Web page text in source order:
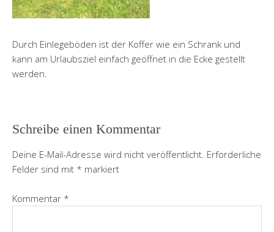
Durch Einlegeböden ist der Koffer wie ein Schrank und
kann am Urlaubsziel einfach geöffnet in die Ecke gestellt
werden.
Schreibe einen Kommentar
Deine E-Mail-Adresse wird nicht veröffentlicht. Erforderliche
Felder sind mit * markiert
Kommentar *